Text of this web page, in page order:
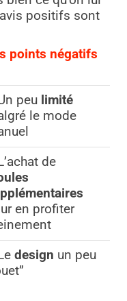
positifs sont
points négatifs
peu limité
le mode
L’achat de
en profiter
Le design un peu